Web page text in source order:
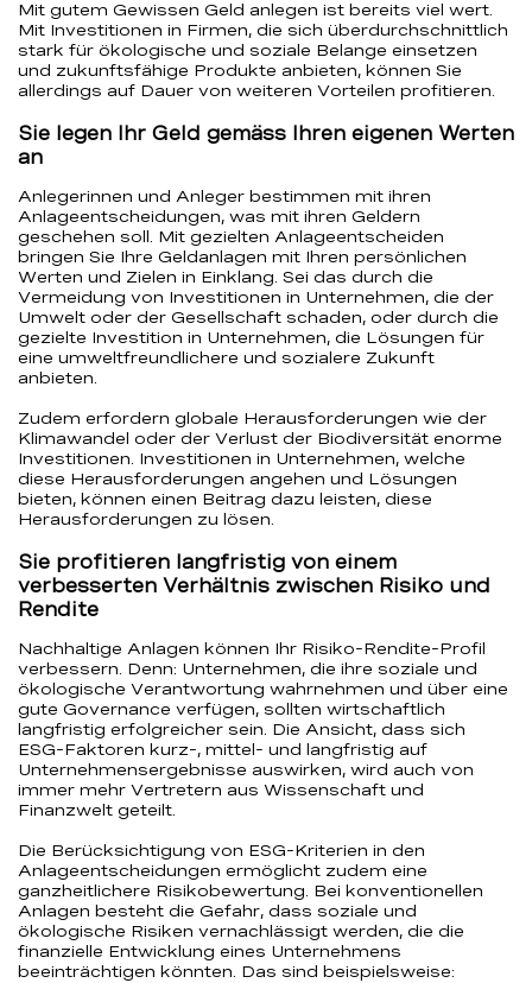
Mit gutem Gewissen Geld anlegen ist bereits viel wert.
Mit Investitionen in Firmen, die sich überdurchschnittlich
stark für ökologische und soziale Belange einsetzen
und zukunftsfähige Produkte anbieten, können Sie
allerdings auf Dauer von weiteren Vorteilen profitieren.
Sie legen Ihr Geld gemäss Ihren eigenen Werten
an
Anlegerinnen und Anleger bestimmen mit ihren
Anlageentscheidungen, was mit ihren Geldern
geschehen soll. Mit gezielten Anlageentscheiden
bringen Sie Ihre Geldanlagen mit Ihren persönlichen
Werten und Zielen in Einklang. Sei das durch die
Vermeidung von Investitionen in Unternehmen, die der
Umwelt oder der Gesellschaft schaden, oder durch die
gezielte Investition in Unternehmen, die Lösungen für
eine umweltfreundlichere und sozialere Zukunft
anbieten.
Zudem erfordern globale Herausforderungen wie der
Klimawandel oder der Verlust der Biodiversität enorme
Investitionen. Investitionen in Unternehmen, welche
diese Herausforderungen angehen und Lösungen
bieten, können einen Beitrag dazu leisten, diese
Herausforderungen zu lösen.
Sie profitieren langfristig von einem
verbesserten Verhältnis zwischen Risiko und
Rendite
Nachhaltige Anlagen können Ihr Risiko-Rendite-Profil
verbessern. Denn: Unternehmen, die ihre soziale und
ökologische Verantwortung wahrnehmen und über eine
gute Governance verfügen, sollten wirtschaftlich
langfristig erfolgreicher sein. Die Ansicht, dass sich
ESG-Faktoren kurz-, mittel- und langfristig auf
Unternehmensergebnisse auswirken, wird auch von
immer mehr Vertretern aus Wissenschaft und
Finanzwelt geteilt.
Die Berücksichtigung von ESG-Kriterien in den
Anlageentscheidungen ermöglicht zudem eine
ganzheitlichere Risikobewertung. Bei konventionellen
Anlagen besteht die Gefahr, dass soziale und
ökologische Risiken vernachlässigt werden, die die
finanzielle Entwicklung eines Unternehmens
beeinträchtigen könnten. Das sind beispielsweise: